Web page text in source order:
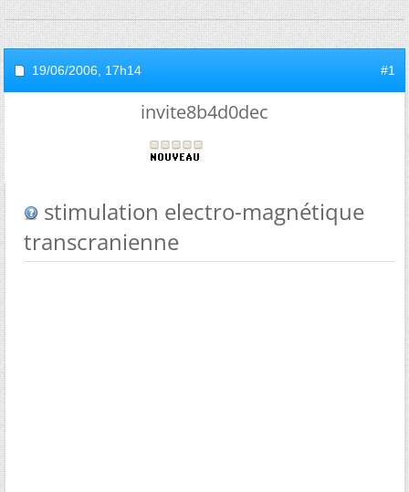
19/06/2006, 17h14 #1
invite8b4d0dec
stimulation electro-magnétique
transcranienne